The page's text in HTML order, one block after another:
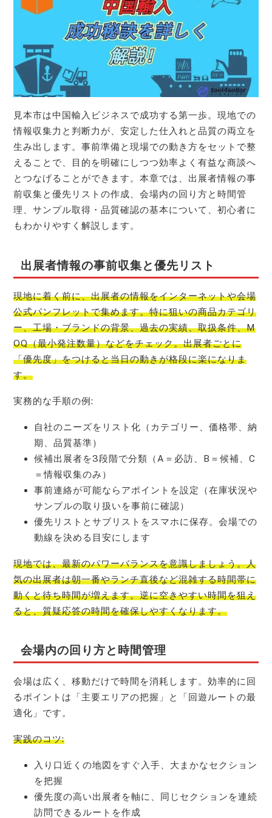
見本市は中国輸入ビジネスで成功する第一歩。現地での
情報収集力と判断力が、安定した仕入れと品質の両立を
生み出します。事前準備と現場での動き方をセットで整
えることで、目的を明確にしつつ効率よく有益な商談へ
とつなげることができます。本章では、出展者情報の事
前収集と優先リストの作成、会場内の回り方と時間管
理、サンプル取得・品質確認の基本について、初心者に
もわかりやすく解説します。
出展者情報の事前収集と優先リスト
現地に着く前に、出展者の情報をインターネットや会場
公式パンフレットで集めます。特に狙いの商品カテゴリ
ー、工場・ブランドの背景、過去の実績、取扱条件、M
OQ（最小発注数量）などをチェック。出展者ごとに
「優先度」をつけると当日の動きが格段に楽になりま
す。
実務的な手順の例:
自社のニーズをリスト化（カテゴリー、価格帯、納
期、品質基準）
候補出展者を3段階で分類（A＝必訪、B＝候補、C
＝情報収集のみ）
事前連絡が可能ならアポイントを設定（在庫状況や
サンプルの取り扱いを事前に確認）
優先リストとサブリストをスマホに保存。会場での
動線を決める目安にします
現地では、最新のパワーバランスを意識しましょう。人
気の出展者は朝一番やランチ直後など混雑する時間帯に
動くと待ち時間が増えます。逆に空きやすい時間を狙え
ると、質疑応答の時間を確保しやすくなります。
会場内の回り方と時間管理
会場は広く、移動だけで時間を消耗します。効率的に回
るポイントは「主要エリアの把握」と「回遊ルートの最
適化」です。
実践のコツ:
入り口近くの地図をすぐ入手、大まかなセクション
を把握
優先度の高い出展者を軸に、同じセクションを連続
訪問できるルートを作成